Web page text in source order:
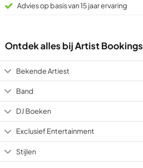
Advies op basis van 15 jaar ervaring
Ontdek alles bij Artist Bookings
Bekende Artiest
Band
DJ Boeken
Exclusief Entertainment
Stijlen